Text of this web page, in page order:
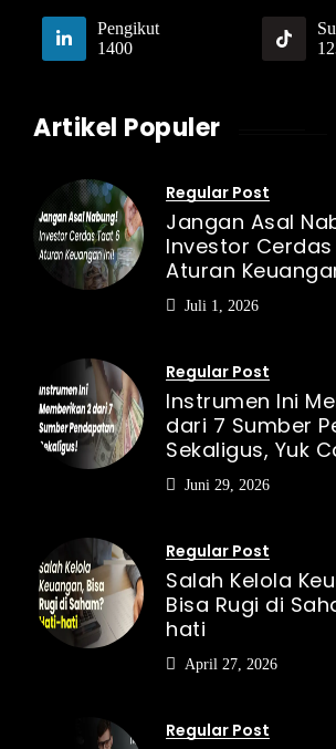
Pengikut
1400
Artikel Populer
Regular Post
Jangan Asal
Investor
Aturan
Juli 1, 2026
Regular Post
Instrumen Ini
dari 7 Sumber
Sekaligus, Yuk
Juni 29, 2026
Regular Post
Salah Kelola
Bisa Rugi di
hati
April 27, 2026
Regular Post